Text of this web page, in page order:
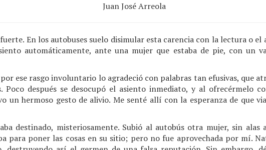
Juan José Arreola
En los autobuses suelo disimular esta carencia con la lectura o el
automáticamente, ante una mujer que estaba de pie, con un
ese rasgo involuntario lo agradeció con palabras tan efusivas, que
Poco después se desocupó el asiento inmediato, y al ofrecérmelo
un hermoso gesto de alivio. Me senté allí con la esperanza de que
destinado, misteriosamente. Subió al autobús otra mujer, sin alas
para poner las cosas en su sitio; pero no fue aprovechada por mí.